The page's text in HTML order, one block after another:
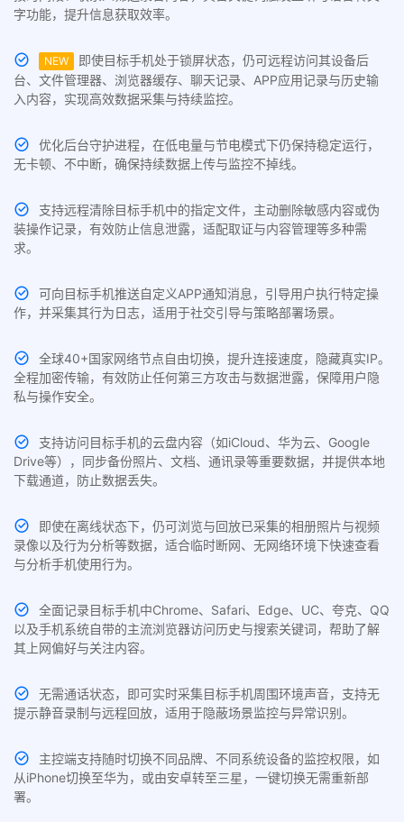
字功能，提升信息获取效率。
NEW
即使目标手机处于锁屏状态，仍可远程访问其设备后
台、文件管理器、浏览器缓存、聊天记录、APP应用记录与历史输
入内容，实现高效数据采集与持续监控。
优化后台守护进程，在低电量与节电模式下仍保持稳定运行，
无卡顿、不中断，确保持续数据上传与监控不掉线。
支持远程清除目标手机中的指定文件，主动删除敏感内容或伪
装操作记录，有效防止信息泄露，适配取证与内容管理等多种需
求。
可向目标手机推送自定义APP通知消息，引导用户执行特定操
作，并采集其行为日志，适用于社交引导与策略部署场景。
全球40+国家网络节点自由切换，提升连接速度，隐藏真实IP。
全程加密传输，有效防止任何第三方攻击与数据泄露，保障用户隐
私与操作安全。
支持访问目标手机的云盘内容（如iCloud、华为云、Google
Drive等），同步备份照片、文档、通讯录等重要数据，并提供本地
下载通道，防止数据丢失。
即使在离线状态下，仍可浏览与回放已采集的相册照片与视频
录像以及行为分析等数据，适合临时断网、无网络环境下快速查看
与分析手机使用行为。
全面记录目标手机中Chrome、Safari、Edge、UC、夸克、QQ
以及手机系统自带的主流浏览器访问历史与搜索关键词，帮助了解
其上网偏好与关注内容。
无需通话状态，即可实时采集目标手机周围环境声音，支持无
提示静音录制与远程回放，适用于隐蔽场景监控与异常识别。
主控端支持随时切换不同品牌、不同系统设备的监控权限，如
从iPhone切换至华为，或由安卓转至三星，一键切换无需重新部
署。